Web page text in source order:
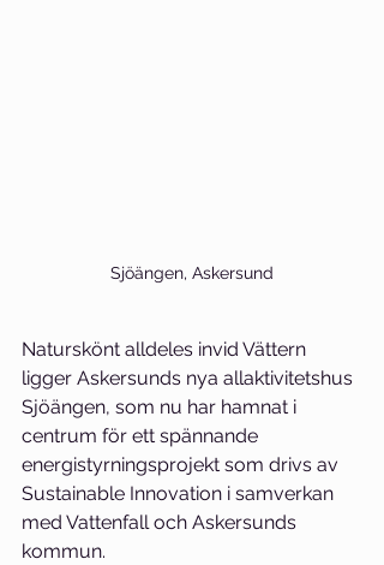
Sjöängen, Askersund
Naturskönt alldeles invid Vättern
ligger Askersunds nya allaktivitetshus
Sjöängen, som nu har hamnat i
centrum för ett spännande
energistyrningsprojekt som drivs av
Sustainable Innovation i samverkan
med Vattenfall och Askersunds
kommun.